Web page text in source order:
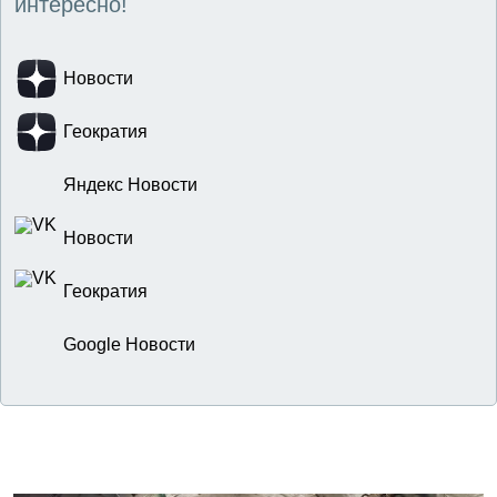
Новости
Геократия
Яндекс Новости
Новости
Геократия
Google Новости